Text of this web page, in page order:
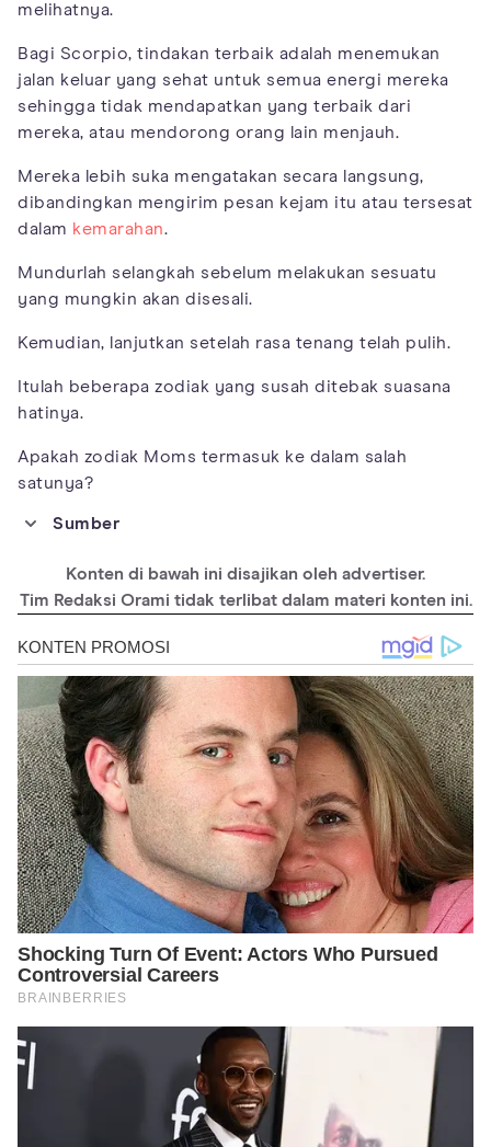
melihatnya.
Bagi Scorpio, tindakan terbaik adalah menemukan
jalan keluar yang sehat untuk semua energi mereka
sehingga tidak mendapatkan yang terbaik dari
mereka, atau mendorong orang lain menjauh.
Mereka lebih suka mengatakan secara langsung,
dibandingkan mengirim pesan kejam itu atau tersesat
dalam kemarahan.
Mundurlah selangkah sebelum melakukan sesuatu
yang mungkin akan disesali.
Kemudian, lanjutkan setelah rasa tenang telah pulih.
Itulah beberapa zodiak yang susah ditebak suasana
hatinya.
Apakah zodiak Moms termasuk ke dalam salah
satunya?
Sumber
-talk-3-zodiac-signs-are-unpredictable-903156
https://www.bustle.com/p/the-5-most-
emotionally-unpredictable-zodiac-signs-
15650987
https://www.yourtango.com/2018316163/horosc
ope-five-unpredictable-zodiac-signs-
according-astrology
Konten di bawah ini disajikan oleh advertiser.
Tim Redaksi Orami tidak terlibat dalam materi konten ini.